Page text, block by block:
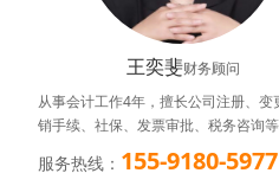
王奕斐财务顾问
从事会计工作4年，擅长公司注册、变
销手续、社保、发票审批、税务咨询
服务热线： 155-9180-5977